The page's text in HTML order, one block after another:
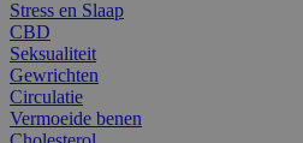
Stress en Slaap
CBD
Seksualiteit
Gewrichten
Circulatie
Vermoeide benen